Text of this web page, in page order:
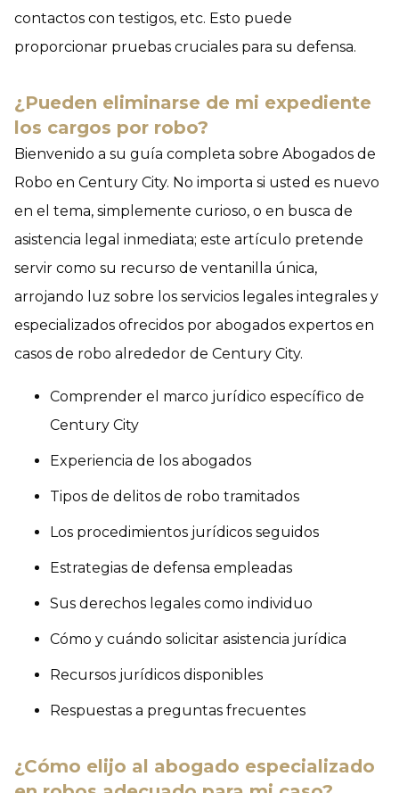
contactos con testigos, etc. Esto puede
proporcionar pruebas cruciales para su defensa.
¿Pueden eliminarse de mi expediente
los cargos por robo?
Bienvenido a su guía completa sobre Abogados de
Robo en Century City. No importa si usted es nuevo
en el tema, simplemente curioso, o en busca de
asistencia legal inmediata; este artículo pretende
servir como su recurso de ventanilla única,
arrojando luz sobre los servicios legales integrales y
especializados ofrecidos por abogados expertos en
casos de robo alrededor de Century City.
Comprender el marco jurídico específico de
Century City
Experiencia de los abogados
Tipos de delitos de robo tramitados
Los procedimientos jurídicos seguidos
Estrategias de defensa empleadas
Sus derechos legales como individuo
Cómo y cuándo solicitar asistencia jurídica
Recursos jurídicos disponibles
Respuestas a preguntas frecuentes
¿Cómo elijo al abogado especializado